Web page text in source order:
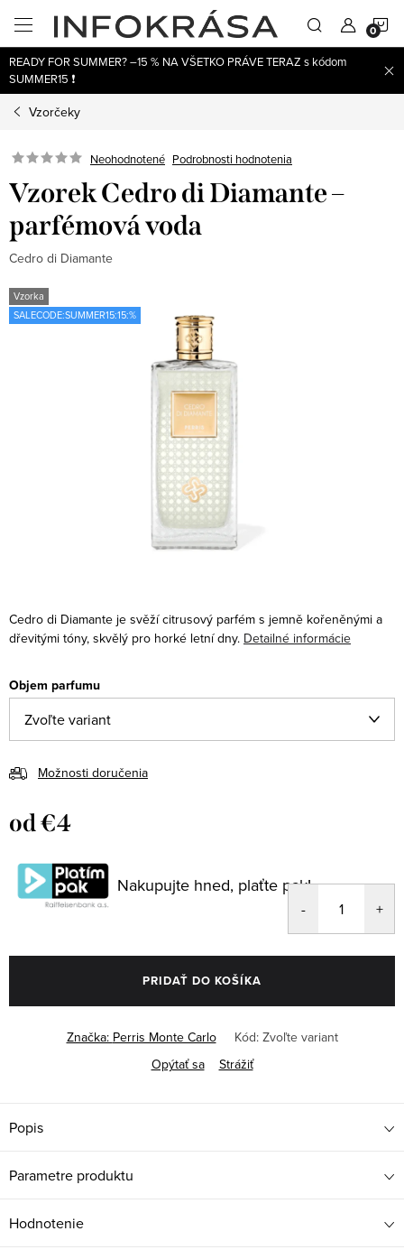
obsah
READY FOR SUMMER? –15 % NA VŠETKO PRÁVE TERAZ s kódom
SUMMER15 ❗
Vzorčeky
Neohodnotené Podrobnosti hodnotenia
Vzorek Cedro di Diamante –
parfémová voda
Cedro di Diamante
Vzorka
SALECODE:SUMMER15:15:%
Cedro di Diamante je svěží citrusový parfém s jemně kořeněnými a
dřevitými tóny, skvělý pro horké letní dny. Detailné informácie
Objem parfumu
Možnosti doručenia
od€4
cena:
Nakupujte hned, plaťte pak!
PRIDAŤ DO KOŠÍKA
Značka: Perris Monte Carlo Kód: Zvoľte variant
Opýtať sa
Strážiť
Popis
Parametre produktu
Hodnotenie